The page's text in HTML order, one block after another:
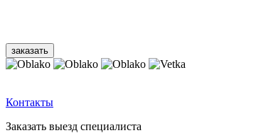
Контакты
Заказать выезд специалиста